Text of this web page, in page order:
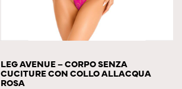
LEG AVENUE – CORPO SENZA
CUCITURE CON COLLO ALLACQUA
ROSA